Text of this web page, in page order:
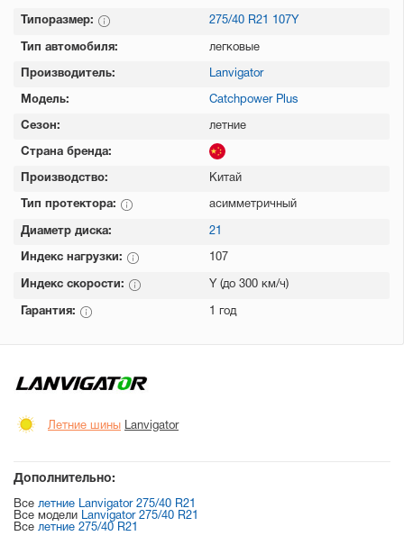
Типоразмер: 275/40 R21 107Y
Тип автомобиля: легковые
Производитель: Lanvigator
Модель: Catchpower Plus
Сезон: летние
Страна бренда:
Производство: Китай
Тип протектора: асимметричный
Диаметр диска: 21
Индекс нагрузки: 107
Индекс скорости: Y (до 300 км/ч)
Гарантия: 1 год
Летние шины Lanvigator
Дополнительно:
Все летние Lanvigator 275/40 R21
Все модели Lanvigator 275/40 R21
Все летние 275/40 R21